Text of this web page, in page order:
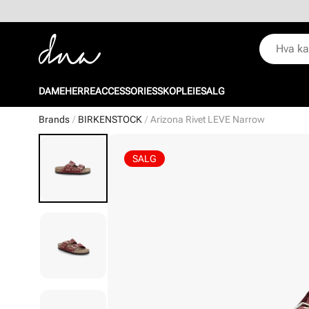
DAMEHERREACCESSORIESSKOPLEIESALG
Brands BIRKENSTOCK Arizona Rivet LEVE Narrow
SALG